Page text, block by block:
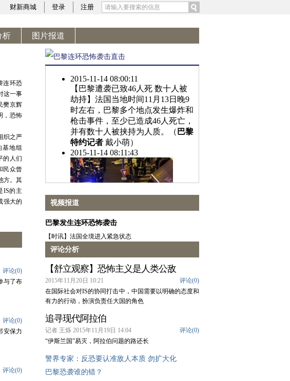
财新商城 登录 注册
析 图片报道
连环恐
这一事
樊京辉
，恐怖
织之严
基地组
的人们
民众曾
方。其
IS的主
强大的
评论(0)
与了布
评论(0)
安保力
评论(0)
视频报道
巴黎发生连环恐怖袭击
【时讯】法国全境进入紧急状态
评论分析
【舒立观察】恐怖主义是人类公敌
评论(0)
2015年11月20日 10:21
在国际社会对IS的协同打击中，中国需要以明确的态度和
有力的行动，扮演负责任大国的角色
追寻现代阿拉伯
评论(0)
记者 王烁 2015年11月19日 14:04
“伊斯兰国”易灭，阿拉伯问题的路还长
警界专家：反恐要认准敌人本质 勿扩大化
巴黎恐袭谁的错？